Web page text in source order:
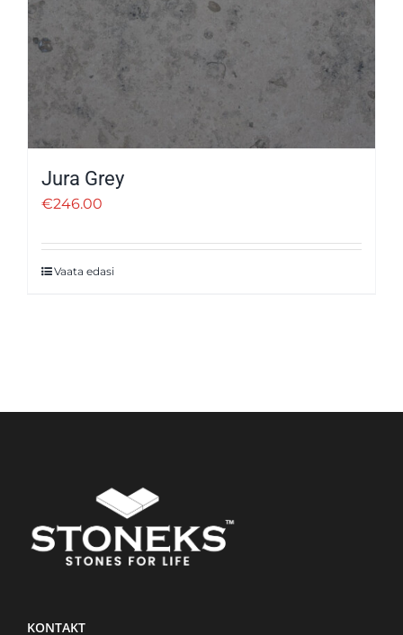
Jura Grey
€246.00
Vaata edasi
KONTAKT